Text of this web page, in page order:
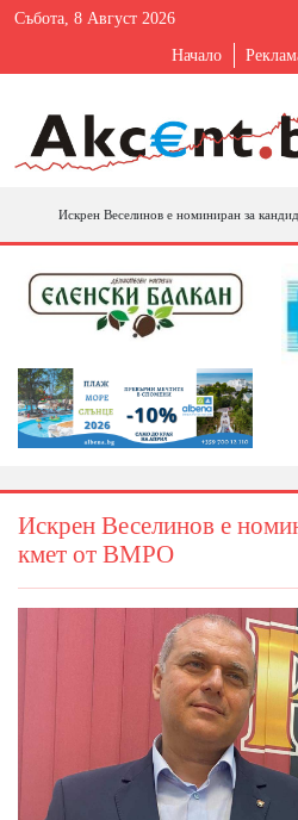
Събота, 8 Август 2026
Начало
Искрен Веселинов е номиниран за
Искрен Веселинов е
кмет от ВМРО